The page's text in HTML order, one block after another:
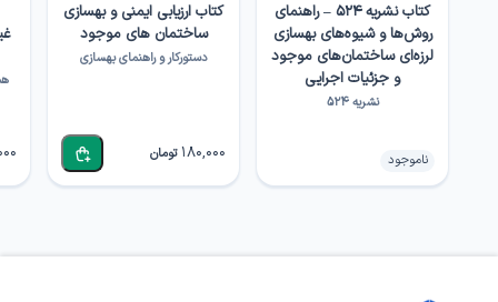
کتاب نشریه ۵۲۴ – راهنمای
روش‌ها و شیوه‌های بهسازی
لرزه‌ای ساختمان‌های موجود
و جزئیات اجرایی
نشریه ۵۲۴
ناموجود
کتاب ارزیابی ایمنی و بهسازی
ساختمان های موجود
دستورکار و راهنمای بهسازی
180,000 تومان